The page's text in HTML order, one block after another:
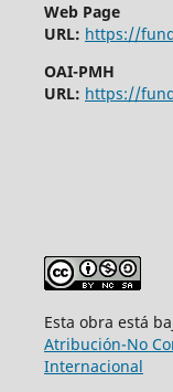
Web Page
URL: https://
OAI-PMH
URL: https://
Esta obra está
Atribución-No
Internacional